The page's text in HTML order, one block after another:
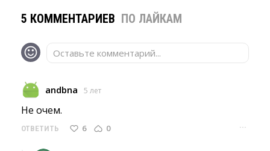
5 КОММЕНТАРИЕВ ПО ЛАЙКАМ
Оставьте комментарий...
andbna 5 лет
Не очем.
ОТВЕТИТЬ 6 0 ···